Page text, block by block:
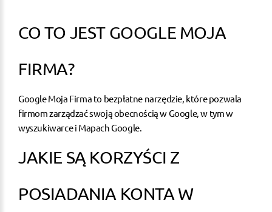
CO TO JEST GOOGLE MOJA
FIRMA?
Google Moja Firma to bezpłatne narzędzie, które pozwala
firmom zarządzać swoją obecnością w Google, w tym w
wyszukiwarce i Mapach Google.
JAKIE SĄ KORZYŚCI Z
POSIADANIA KONTA W